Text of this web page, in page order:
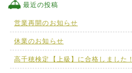
最近の投稿
営業再開のお知らせ
休業のお知らせ
高千穂検定【上級】に合格しました！